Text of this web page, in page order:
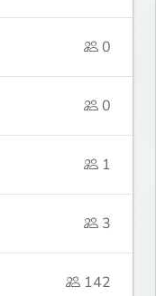
0
0
1
3
142